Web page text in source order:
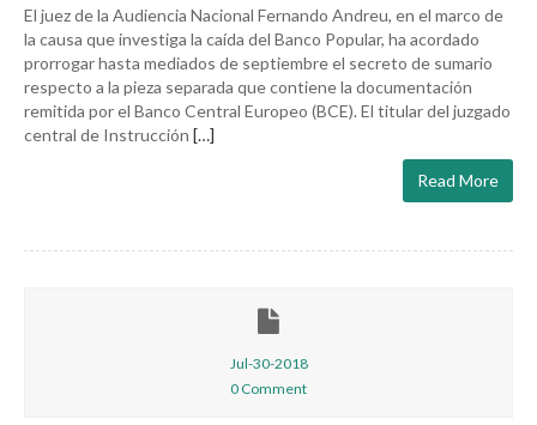
El juez de la Audiencia Nacional Fernando Andreu, en el marco de
la causa que investiga la caída del Banco Popular, ha acordado
prorrogar hasta mediados de septiembre el secreto de sumario
respecto a la pieza separada que contiene la documentación
remitida por el Banco Central Europeo (BCE). El titular del juzgado
central de Instrucción […]
Read More
Jul-30-2018
0 Comment